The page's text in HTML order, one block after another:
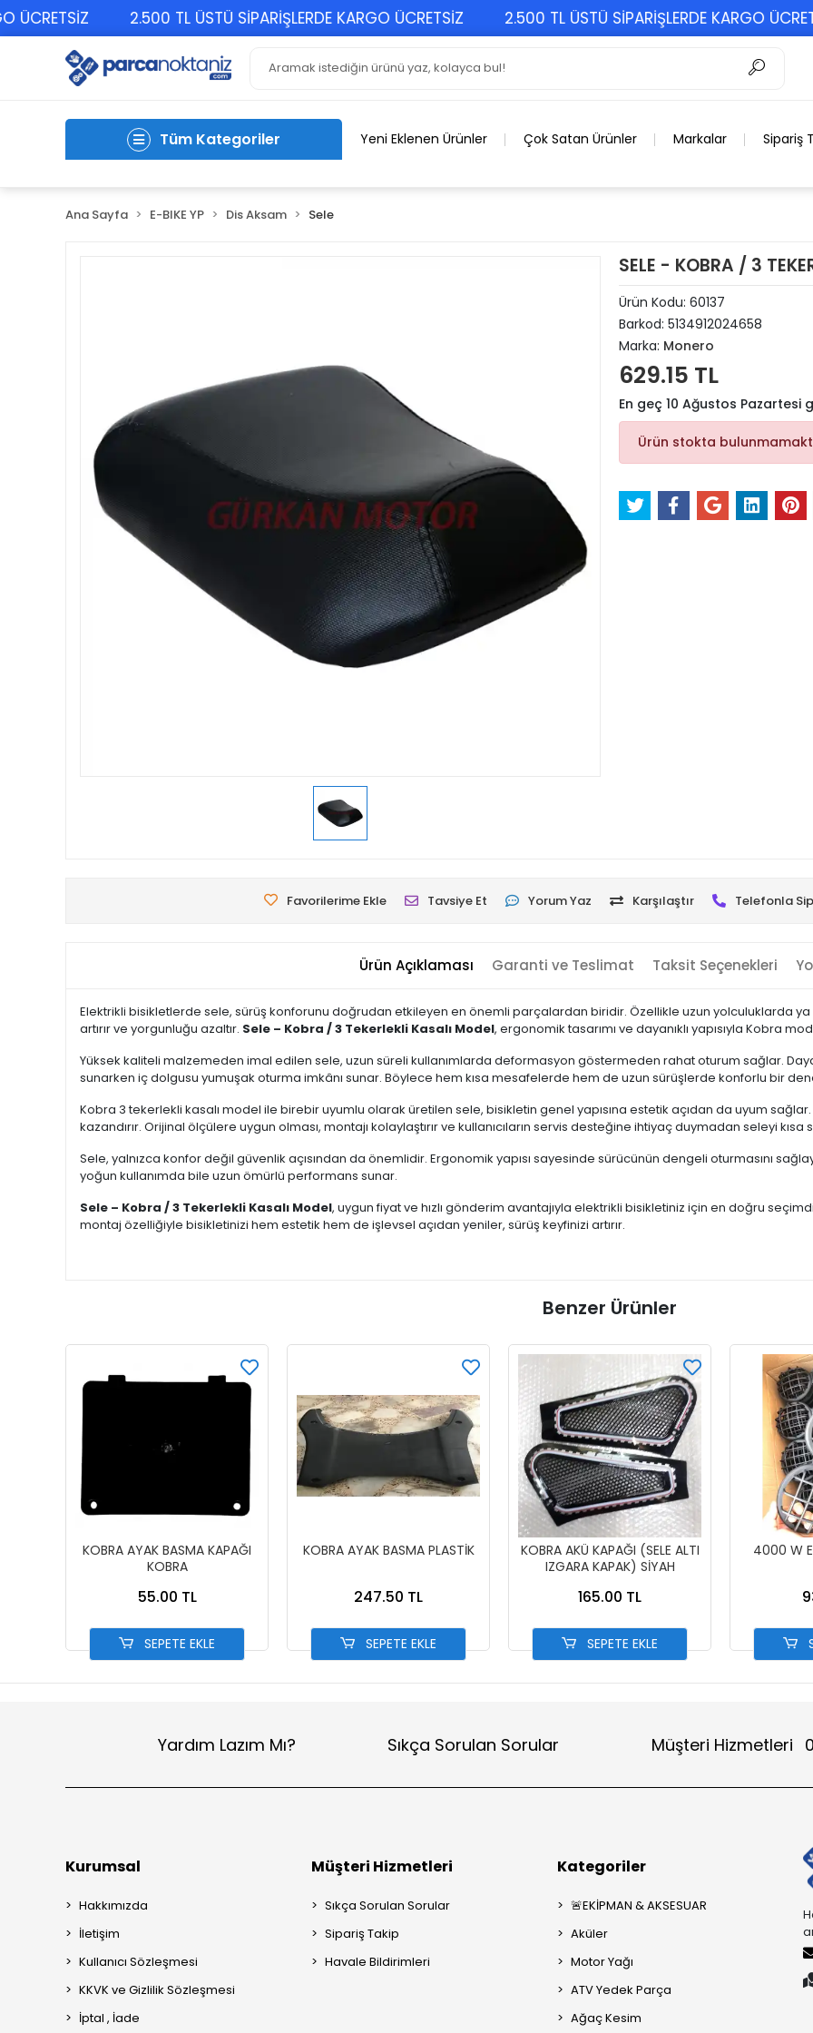
2.500 TL ÜSTÜ SİPARİŞLERDE KARGO ÜCRETSİZ 2.500 TL ÜSTÜ SİPARİŞLERDE KARGO ÜCRETSİZ
Tüm Kategoriler Yeni Eklenen Ürünler Çok Satan Ürünler Markalar Sipariş
Ana Sayfa E-BIKE YP Dis Aksam Sele
SELE - KOBRA / 3
Ürün Kodu: 60137
Barkod: 5134912024658
Marka: Monero
629.15 TL
En geç 10 Ağustos Pazartesi
Ürün stokta
Favorilerime Ekle Tavsiye Et Yorum Yaz Karşılaştır Telefonla
Ürün Açıklaması Garanti ve Teslimat Taksit Seçenekleri
Elektrikli bisikletlerde sele, sürüş konforunu doğrudan etkileyen en önemli parçalardan biridir. Özellikle uzun yolculuklarda
artırır ve yorgunluğu azaltır. Sele – Kobra / 3 Tekerlekli Kasalı Model, ergonomik tasarımı ve dayanıklı yapısıyla Kobra
Yüksek kaliteli malzemeden imal edilen sele, uzun süreli kullanımlarda deformasyon göstermeden rahat oturum sağlar.
sunarken iç dolgusu yumuşak oturma imkânı sunar. Böylece hem kısa mesafelerde hem de uzun sürüşlerde konforlu bir
Kobra 3 tekerlekli kasalı model ile birebir uyumlu olarak üretilen sele, bisikletin genel yapısına estetik açıdan da uyum
kazandırır. Orijinal ölçülere uygun olması, montajı kolaylaştırır ve kullanıcıların servis desteğine ihtiyaç duymadan seleyi
Sele, yalnızca konfor değil güvenlik açısından da önemlidir. Ergonomik yapısı sayesinde sürücünün dengeli oturmasını
yoğun kullanımda bile uzun ömürlü performans sunar.
Sele – Kobra / 3 Tekerlekli Kasalı Model, uygun fiyat ve hızlı gönderim avantajıyla elektrikli bisikletiniz için en doğru
montaj özelliğiyle bisikletinizi hem estetik hem de işlevsel açıdan yeniler, sürüş keyfinizi artırır.
Benzer Ürünler
KOBRA AYAK BASMA KAPAĞI
KOBRA
55.00 TL
SEPETE EKLE
KOBRA AYAK BASMA PLASTİK
247.50 TL
SEPETE EKLE
KOBRA AKÜ KAPAĞI (SELE ALTI
IZGARA KAPAK) SİYAH
165.00 TL
SEPETE EKLE
4000 W
Yardım Lazım Mı? Sıkça Sorulan Sorular Müşteri Hizmetleri
Kurumsal
Hakkımızda
İletişim
Kullanıcı Sözleşmesi
KKVK ve Gizlilik Sözleşmesi
İptal , İade
Müşteri Hizmetleri
Sıkça Sorulan Sorular
Sipariş Takip
Havale Bildirimleri
Kategoriler
🚨EKİPMAN & AKSESUAR
Aküler
Motor Yağı
ATV Yedek Parça
Ağaç Kesim